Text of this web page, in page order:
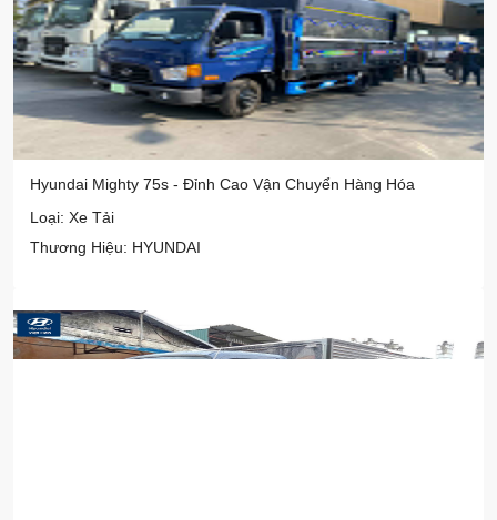
Hyundai Mighty 75s - Đỉnh Cao Vận Chuyển Hàng Hóa
Loại: Xe Tải
Thương Hiệu: HYUNDAI